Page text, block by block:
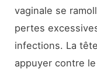
vaginale se
pertes
infections. La
appuyer contre